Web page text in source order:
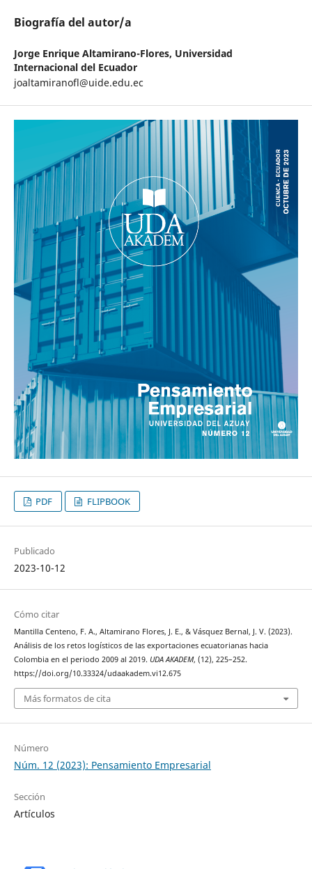
Biografía del autor/a
Jorge Enrique Altamirano-Flores, Universidad
Internacional del Ecuador
joaltamiranofl@uide.edu.ec
PDF FLIPBOOK
Publicado
2023-10-12
Cómo citar
Mantilla Centeno, F. A., Altamirano Flores, J. E., & Vásquez Bernal, J. V. (2023).
Análisis de los retos logísticos de las exportaciones ecuatorianas hacia
Colombia en el periodo 2009 al 2019. UDA AKADEM, (12), 225–252.
https://doi.org/10.33324/udaakadem.vi12.675
Más formatos de cita
Número
Núm. 12 (2023): Pensamiento Empresarial
Sección
Artículos